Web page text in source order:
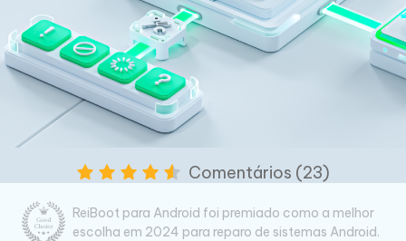
Comentários (23)
ReiBoot para Android foi premiado como a melhor
escolha em 2024 para reparo de sistemas Android.